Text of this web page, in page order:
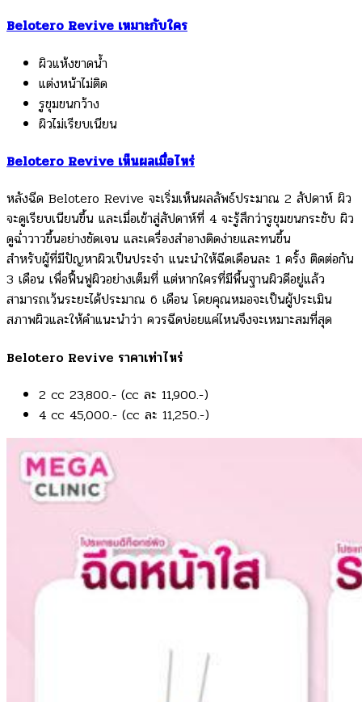
Belotero Revive เหมาะกับใคร
ผิวแห้งขาดน้ำ
แต่งหน้าไม่ติด
รูขุมขนกว้าง
ผิวไม่เรียบเนียน
Belotero Revive เห็นผลเมื่อไหร่
หลังฉีด Belotero Revive จะเริ่มเห็นผลลัพธ์ประมาณ 2 สัปดาห์ ผิว
จะดูเรียบเนียนขึ้น และเมื่อเข้าสู่สัปดาห์ที่ 4 จะรู้สึกว่ารูขุมขนกระชับ ผิว
ดูฉ่ำวาวขึ้นอย่างชัดเจน และเครื่องสำอางติดง่ายและทนขึ้น
สำหรับผู้ที่มีปัญหาผิวเป็นประจำ แนะนำให้ฉีดเดือนละ 1 ครั้ง ติดต่อกัน
3 เดือน เพื่อฟื้นฟูผิวอย่างเต็มที่ แต่หากใครที่มีพื้นฐานผิวดีอยู่แล้ว
สามารถเว้นระยะได้ประมาณ 6 เดือน โดยคุณหมอจะเป็นผู้ประเมิน
สภาพผิวและให้คำแนะนำว่า ควรฉีดบ่อยแค่ไหนจึงจะเหมาะสมที่สุด
Belotero Revive ราคาเท่าไหร่
2 cc 23,800.- (cc ละ 11,900.-)
4 cc 45,000.- (cc ละ 11,250.-)